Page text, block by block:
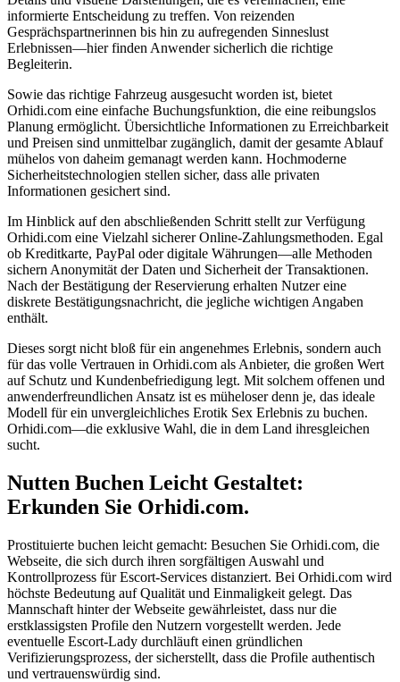
informierte Entscheidung zu treffen. Von reizenden
Gesprächspartnerinnen bis hin zu aufregenden Sinneslust
Erlebnissen—hier finden Anwender sicherlich die richtige
Begleiterin.
Sowie das richtige Fahrzeug ausgesucht worden ist, bietet
Orhidi.com eine einfache Buchungsfunktion, die eine reibungslos
Planung ermöglicht. Übersichtliche Informationen zu Erreichbarkeit
und Preisen sind unmittelbar zugänglich, damit der gesamte Ablauf
mühelos von daheim gemanagt werden kann. Hochmoderne
Sicherheitstechnologien stellen sicher, dass alle privaten
Informationen gesichert sind.
Im Hinblick auf den abschließenden Schritt stellt zur Verfügung
Orhidi.com eine Vielzahl sicherer Online-Zahlungsmethoden. Egal
ob Kreditkarte, PayPal oder digitale Währungen—alle Methoden
sichern Anonymität der Daten und Sicherheit der Transaktionen.
Nach der Bestätigung der Reservierung erhalten Nutzer eine
diskrete Bestätigungsnachricht, die jegliche wichtigen Angaben
enthält.
Dieses sorgt nicht bloß für ein angenehmes Erlebnis, sondern auch
für das volle Vertrauen in Orhidi.com als Anbieter, die großen Wert
auf Schutz und Kundenbefriedigung legt. Mit solchem offenen und
anwenderfreundlichen Ansatz ist es müheloser denn je, das ideale
Modell für ein unvergleichliches Erotik Sex Erlebnis zu buchen.
Orhidi.com—die exklusive Wahl, die in dem Land ihresgleichen
sucht.
Nutten Buchen Leicht Gestaltet:
Erkunden Sie Orhidi.com.
Prostituierte buchen leicht gemacht: Besuchen Sie Orhidi.com, die
Webseite, die sich durch ihren sorgfältigen Auswahl und
Kontrollprozess für Escort-Services distanziert. Bei Orhidi.com wird
höchste Bedeutung auf Qualität und Einmaligkeit gelegt. Das
Mannschaft hinter der Webseite gewährleistet, dass nur die
erstklassigsten Profile den Nutzern vorgestellt werden. Jede
eventuelle Escort-Lady durchläuft einen gründlichen
Verifizierungsprozess, der sicherstellt, dass die Profile authentisch
und vertrauenswürdig sind.